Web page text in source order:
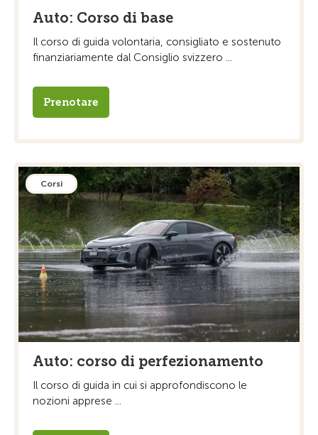
Auto: Corso di base
Il corso di guida volontaria, consigliato e sostenuto
finanziariamente dal Consiglio svizzero ...
Prenotare
Corsi
Auto: corso di perfezionamento
Il corso di guida in cui si approfondiscono le
nozioni apprese ...